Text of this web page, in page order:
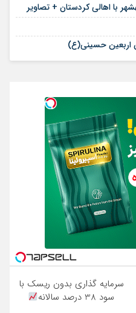
اربعین حسینی(ع)
سرمایه گذاری بدون ریسک با
سود 38 درصد سالانه